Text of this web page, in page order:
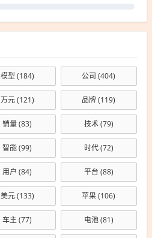
模型 (184) 公司 (404)
万元(121) 品牌(119)
销量(83) 技术(79)
智能(99) 时代(72)
用户 (84) 平台 (88)
美元(133) 苹果(106)
车主 (77) 电池(81)